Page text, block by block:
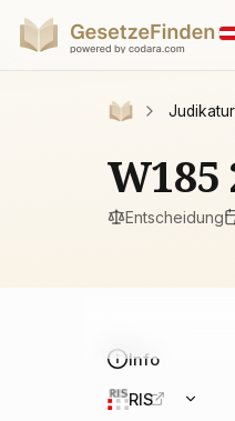
Judikatur
W185
Entscheidung
Info
RIS